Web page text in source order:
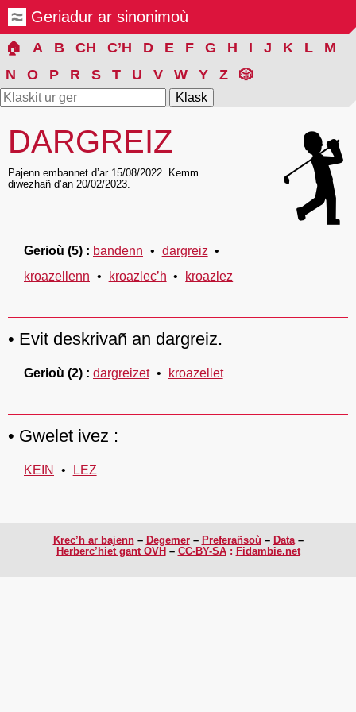
Geriadur ar sinonimoù
🏠 A B CH C’H D E F G H I J K L
M
N
O P R S T U V W Y Z 🎲
🏌
DARGREIZ
Pajenn embannet d’ar 15/08/2022. Kemm
diwezhañ d’an 20/02/2023.
Gerioù (5) bandenn
dargreiz
kroazellenn
kroazlec’h kroazlez
Evit deskrivañ an dargreiz.
Gerioù (2) dargreizet kroazellet
Gwelet ivez :
KEIN LEZ
Krec’h ar bajenn Degemer Preferañsoù
Data
Herberc’hiet gant OVH
CC-BY-SA: Fidambie.net